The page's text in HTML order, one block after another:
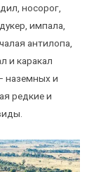
носорог,
импала,
антилопа,
и каракал
наземных и
редкие и